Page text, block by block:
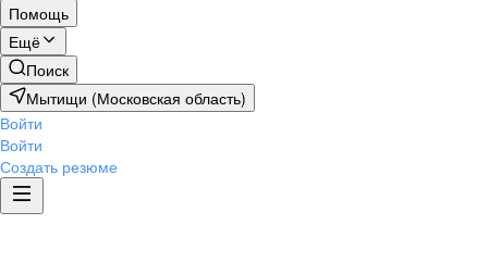
Помощь
Ещё
Поиск
Мытищи (Московская область)
Войти
Войти
Создать резюме